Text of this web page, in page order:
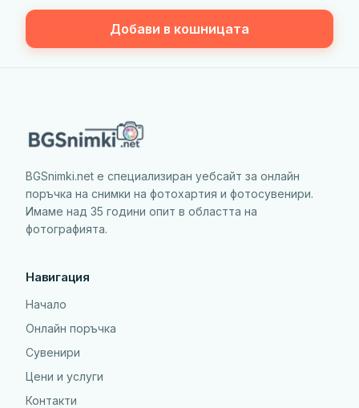
Добави в кошницата
BGSnimki.net е специализиран уебсайт за онлайн
поръчка на снимки на фотохартия и фотосувенири.
Имаме над 35 години опит в областта на
фотографията.
Навигация
Начало
Онлайн поръчка
Сувенири
Цени и услуги
Контакти